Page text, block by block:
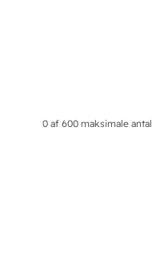
0 af 600 maksimale